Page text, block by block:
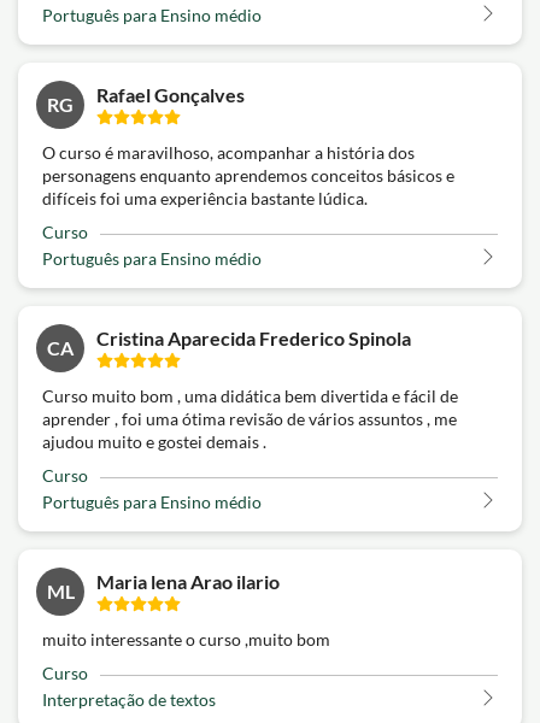
Português para Ensino médio
RG Rafael Gonçalves
O curso é maravilhoso, acompanhar a história dos
personagens enquanto aprendemos conceitos básicos e
difíceis foi uma experiência bastante lúdica.
Curso
Português para Ensino médio
CA Cristina Aparecida Frederico Spinola
Curso muito bom , uma didática bem divertida e fácil de
aprender , foi uma ótima revisão de vários assuntos , me
ajudou muito e gostei demais .
Curso
Português para Ensino médio
ML Maria lena Arao ilario
muito interessante o curso ,muito bom
Curso
Interpretação de textos